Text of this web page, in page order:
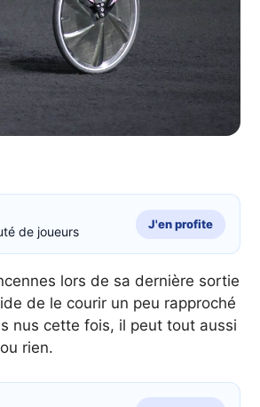
de joueurs
J'en profite
lors de sa dernière sortie
de le courir un peu rapproché
nus cette fois, il peut tout aussi
rien.